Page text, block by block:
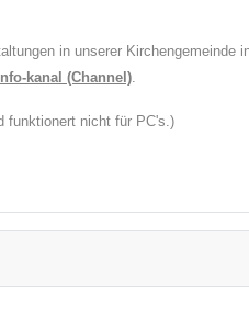
in unserer
Info-kanal (Channel)
funktionert nicht für PC's.)